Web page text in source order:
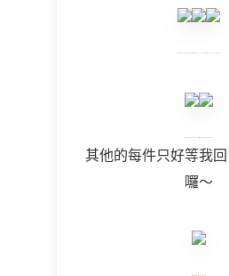
其他的每件只好等我
囉～